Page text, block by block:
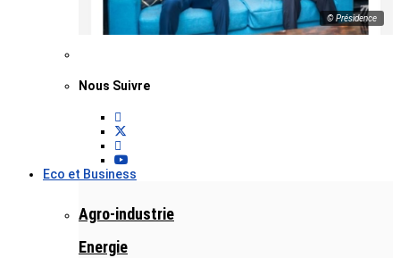
© Présidence
Nous Suivre
Eco et Business
Agro-industrie
Energie